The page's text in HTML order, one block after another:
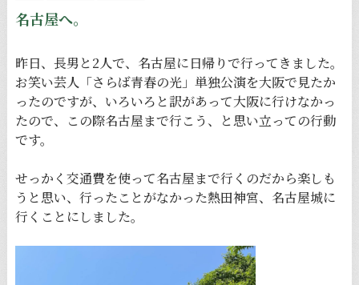
名古屋へ。
昨日、長男と2人で、名古屋に日帰りで行ってきました。
お笑い芸人「さらば青春の光」単独公演を大阪で見たか
ったのですが、いろいろと訳があって大阪に行けなかっ
たので、この際名古屋まで行こう、と思い立っての行動
です。
せっかく交通費を使って名古屋まで行くのだから楽しも
うと思い、行ったことがなかった熱田神宮、名古屋城に
行くことにしました。